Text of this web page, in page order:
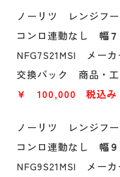
ノーリツ レンジフ
コンロ連動なし 幅
NFG7S21MSI メーカ
交換パック 商品・
￥ 100,000 税込み
ノーリツ レンジフ
コンロ連動なし 幅
NFG9S21MSI メー